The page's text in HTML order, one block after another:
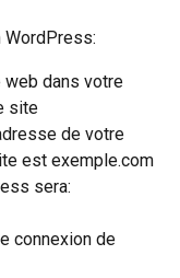
WordPress:
dans votre
site
de votre
est exemple.com
sera:
connexion de